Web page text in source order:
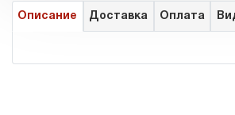
Описание Доставка Оплата